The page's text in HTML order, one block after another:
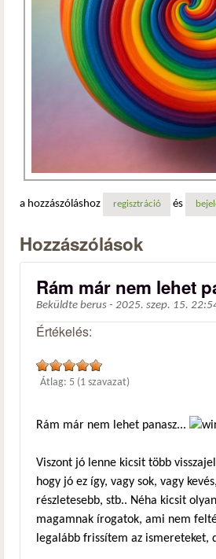
a hozzászóláshoz regisztráció és
Hozzászólások
Rám már nem lehet
Beküldte berus - 2025. szep. 15.
Értékelés:
Átlag: 5 (1 szavazat)
Rám már nem lehet panasz...
Viszont jó lenne kicsit több
hogy jó ez így, vagy sok, vagy
részletesebb, stb.. Néha kicsit
magamnak írogatok, ami nem
legalább frissítem az ismereteket,